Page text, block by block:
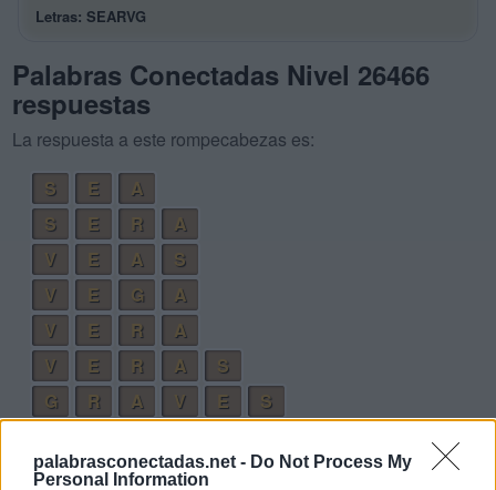
palabrasconectadas.net - Do Not Process My
Personal Information
Letras: SEARVG
Palabras Conectadas Nivel 26466
respuestas
La respuesta a este rompecabezas es:
S
E
A
S
E R
A
V
E A
S
V
E G
A
V
E R
A
V
E R A
S
G
R A V E
S
Palabras extra: